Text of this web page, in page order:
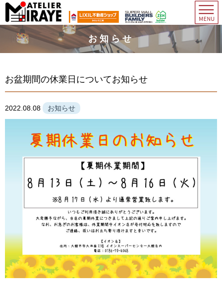
お知らせ
お盆期間の休業日についてお知らせ
2022.08.08 お知らせ